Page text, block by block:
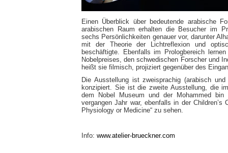
Einen Überblick über bedeutende arabische
arabischen Raum erhalten die Besucher im
sechs Persönlichkeiten genauer vor, darunter
mit der Theorie der Lichtreflexion und
beschäftigte. Ebenfalls im Prologbereich
Nobelpreises, den schwedischen Forscher und
heißt sie filmisch, projiziert gegenüber des
Die Ausstellung ist zweisprachig (arabisch
konzipiert. Sie ist die zweite Ausstellung, die
dem Nobel Museum und der Mohammed
vergangen Jahr war, ebenfalls in der
Physiology or Medicine“ zu sehen.
Info: www.atelier-brueckner.com